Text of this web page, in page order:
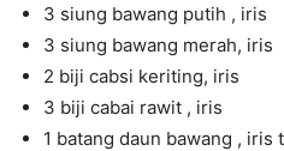
3 siung bawang putih , iris
3 siung bawang merah, iris
2 biji cabsi keriting, iris
3 biji cabai rawit , iris
1 batang daun bawang , iris